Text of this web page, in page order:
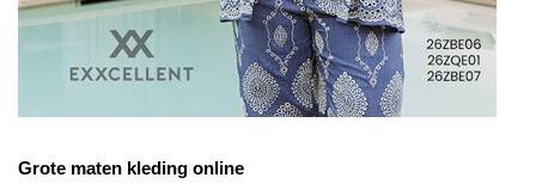
Grote maten kleding online